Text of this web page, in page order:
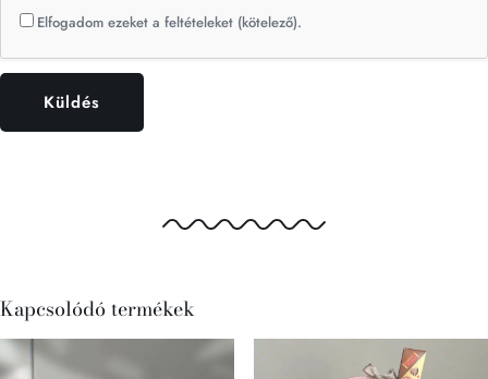
Elfogadom ezeket a feltételeket (kötelező).
Kapcsolódó termékek